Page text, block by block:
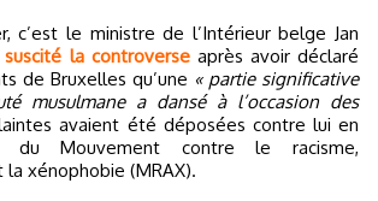
c’est le ministre de l’Intérieur belge Jan
suscité la controverseaprès avoir déclaré
de Bruxelles qu’une « partie significative
musulmane a dansé à l’occasion des
avaient été déposées contre lui en
Mouvement contre le racisme,
xénophobie (MRAX).